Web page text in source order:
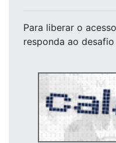
Para liberar o acesso
responda ao